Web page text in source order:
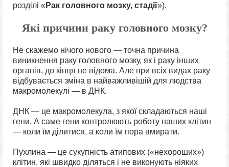
розділі « Рак головного мозку, стадії»).
Які причини раку головного мозку?
Не скажемо нічого нового — точна причина
виникнення раку головного мозку, як і раку інших
органів, до кінця не відома. Але при всіх видах раку
відбувається зміна в найважливішій для людства
макромолекулі — в ДНК.
ДНК — це макромолекула, з якої складаються наші
гени. А саме гени контролюють роботу наших клітин
— коли їм ділитися, а коли їм пора вмирати.
Пухлина — це сукупність атипових («нехороших»)
клітин, які швидко діляться і не виконують ніяких